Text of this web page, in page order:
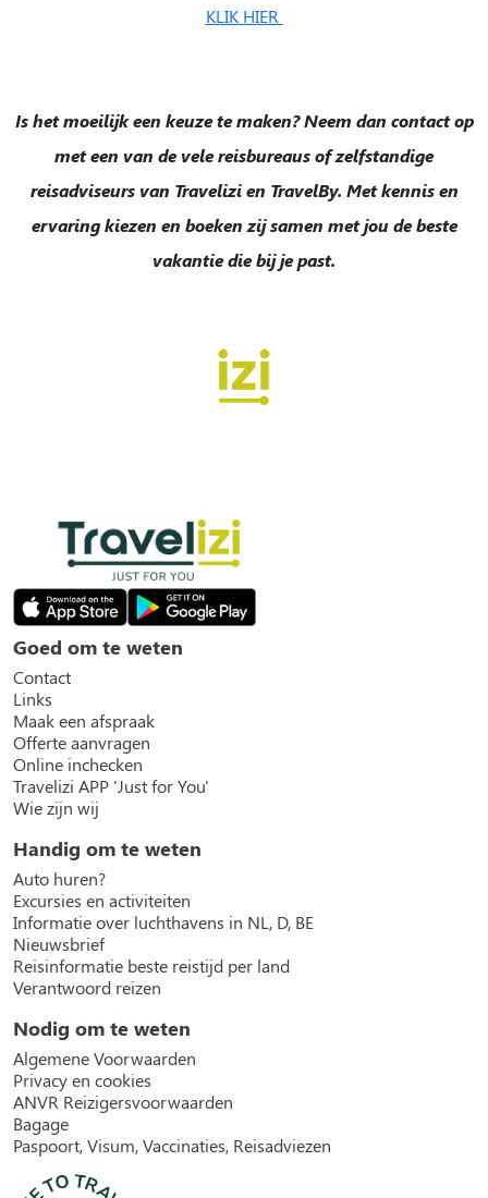
KLIK HIER
Is het moeilijk een keuze te maken? Neem dan contact op
met een van de vele reisbureaus of zelfstandige
reisadviseurs van Travelizi en TravelBy. Met kennis en
ervaring kiezen en boeken zij samen met jou de beste
vakantie die bij je past.
Goed om te weten
Contact
Links
Maak een afspraak
Offerte aanvragen
Online inchecken
Travelizi APP 'Just for You'
Wie zijn wij
Handig om te weten
Auto huren?
Excursies en activiteiten
Informatie over luchthavens in NL, D, BE
Nieuwsbrief
Reisinformatie beste reistijd per land
Verantwoord reizen
Nodig om te weten
Algemene Voorwaarden
Privacy en cookies
ANVR Reizigersvoorwaarden
Bagage
Paspoort, Visum, Vaccinaties, Reisadviezen